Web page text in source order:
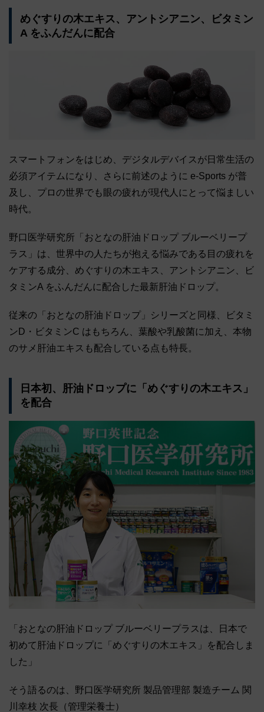
めぐすりの木エキス、アントシアニン、ビタミン
A をふんだんに配合
スマートフォンをはじめ、デジタルデバイスが日常生活の
必須アイテムになり、さらに前述のように e-Sports が普
及し、プロの世界でも眼の疲れが現代人にとって悩ましい
時代。
野口医学研究所「おとなの肝油ドロップ ブルーベリープ
ラス」は、世界中の人たちが抱える悩みである目の疲れを
ケアする成分、めぐすりの木エキス、アントシアニン、ビ
タミンA をふんだんに配合した最新肝油ドロップ。
従来の「おとなの肝油ドロップ」シリーズと同様、ビタミ
ンD・ビタミンC はもちろん、葉酸や乳酸菌に加え、本物
のサメ肝油エキスも配合している点も特長。
日本初、肝油ドロップに「めぐすりの木エキス」
を配合
「おとなの肝油ドロップ ブルーベリープラスは、日本で
初めて肝油ドロップに「めぐすりの木エキス」を配合しま
した」
そう語るのは、野口医学研究所 製品管理部 製造チーム 関
川幸枝 次長（管理栄養士）